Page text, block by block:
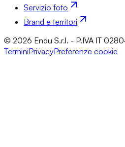
Servizio foto
Brand e territori
© 2026 Endu S.r.l. - P.IVA IT
TerminiPrivacyPreferenze cookie